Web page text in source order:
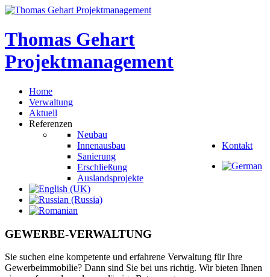
Thomas Gehart
Projektmanagement
Home
Verwaltung
Aktuell
Referenzen
Neubau
Innenausbau
Sanierung
Erschließung
Auslandsprojekte
Kontakt
GEWERBE-VERWALTUNG
Sie suchen eine kompetente und erfahrene Verwaltung für Ihre
Gewerbeimmobilie? Dann sind Sie bei uns richtig. Wir bieten Ihnen